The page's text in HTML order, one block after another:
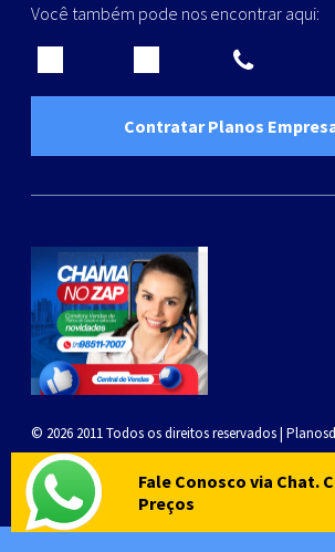
Fale Conosco via Chat.
Preços
Você também pode nos encontrar aqui:
Contratar Planos
© 2026 2011 Todos os direitos reservados |
Privacidade e Termos